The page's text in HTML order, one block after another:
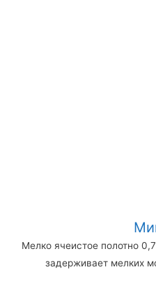
Мелко ячеистое полотно
задерживает мелких